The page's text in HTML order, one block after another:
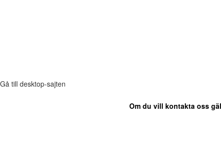
Gå till desktop-sajten
Om du vill kontakta oss